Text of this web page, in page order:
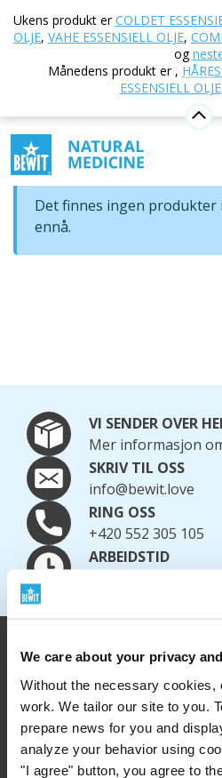
We care about your privacy
Without the necessary cookies,
work. We tailor our site to you.
prepare news for you and
analyze your behavior using
"I agree" button, you agree to
Ukens produkt erCOLDET
OLJE, VAHE ESSENSIELL OLJE,
og
Månedens produkt er ,
ESSENSIELL OLJE
Hjem E-butikk
Såpenøtter
Såpenøtter
Rekkefølge
Det finnes ingen produkter
ennå.
VI SENDER OVER
Mer informasjon
SKRIV TIL OSS
info@bewit.love
RING OSS
+420 552 305 105
ARBEIDSTID